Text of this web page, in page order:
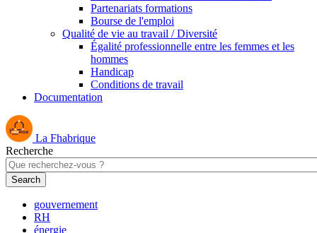
Partenariats formations
Bourse de l'emploi
Qualité de vie au travail / Diversité
Égalité professionnelle entre les femmes et les
hommes
Handicap
Conditions de travail
Documentation
La Fhabrique
Recherche
gouvernement
RH
énergie